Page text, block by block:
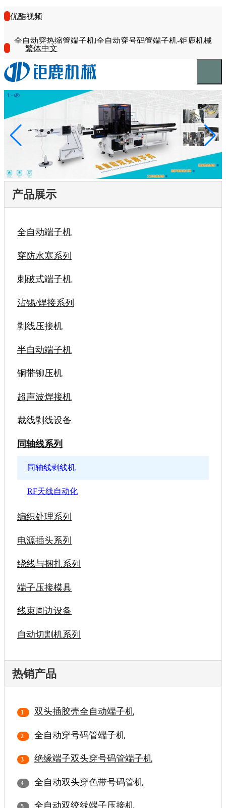
优酷视频
全自动穿热缩管端子机|全自动穿号码管端子机-钜鹿机械
繁体中文
产品展示
全自动端子机
穿防水塞系列
刺破式端子机
沾锡/焊接系列
剥线压接机
半自动端子机
铜带铆压机
超声波焊接机
裁线剥线设备
同轴线系列
同轴线剥线机
RF天线自动化
编织处理系列
电源插头系列
绕线与捆扎系列
端子压接模具
线束周边设备
自动切割机系列
热销产品
双头插胶壳全自动端子机
全自动穿号码管端子机
绝缘端子双头穿号码管端子机
全自动双头穿色带号码管机
全自动双绞线端子压接机